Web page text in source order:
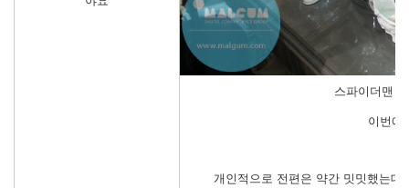
스파이더맨
이번에
개인적으로 전편은 약간 밋밋했는